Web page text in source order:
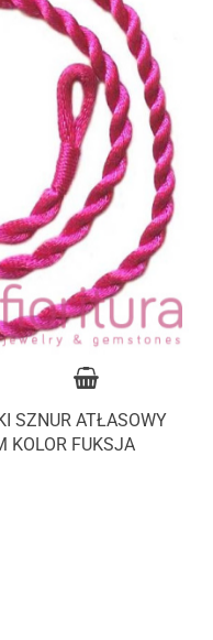
SZNUR ATŁASOWY
KOLOR FUKSJA